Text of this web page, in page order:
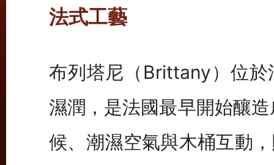
法式工藝
布列塔尼（Brittany）位
濕潤，是法國最早開始釀
候、潮濕空氣與木桶互動